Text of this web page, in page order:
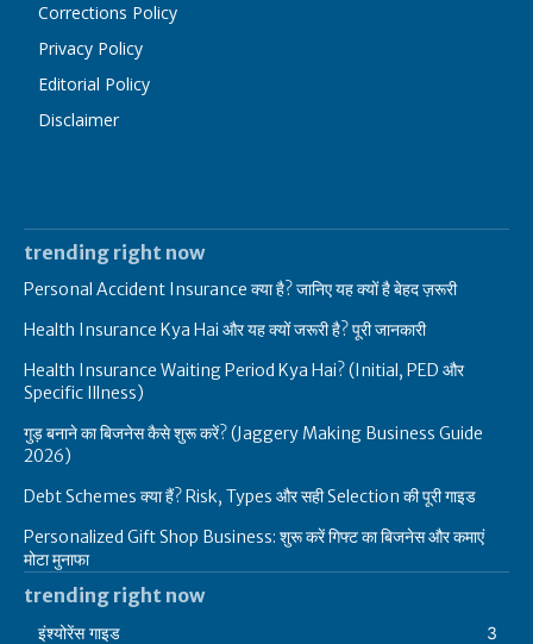
Corrections Policy
Privacy Policy
Editorial Policy
Disclaimer
trending right now
Personal Accident Insurance क्या है? जानिए यह क्यों है बेहद ज़रूरी
Health Insurance Kya Hai और यह क्यों जरूरी है? पूरी जानकारी
Health Insurance Waiting Period Kya Hai? (Initial, PED और
Specific Illness)
गुड़ बनाने का बिजनेस कैसे शुरू करें? (Jaggery Making Business Guide
2026)
Debt Schemes क्या हैं? Risk, Types और सही Selection की पूरी गाइड
Personalized Gift Shop Business: शुरू करें गिफ्ट का बिजनेस और कमाएं
मोटा मुनाफा
trending right now
इंश्योरेंस गाइड 3